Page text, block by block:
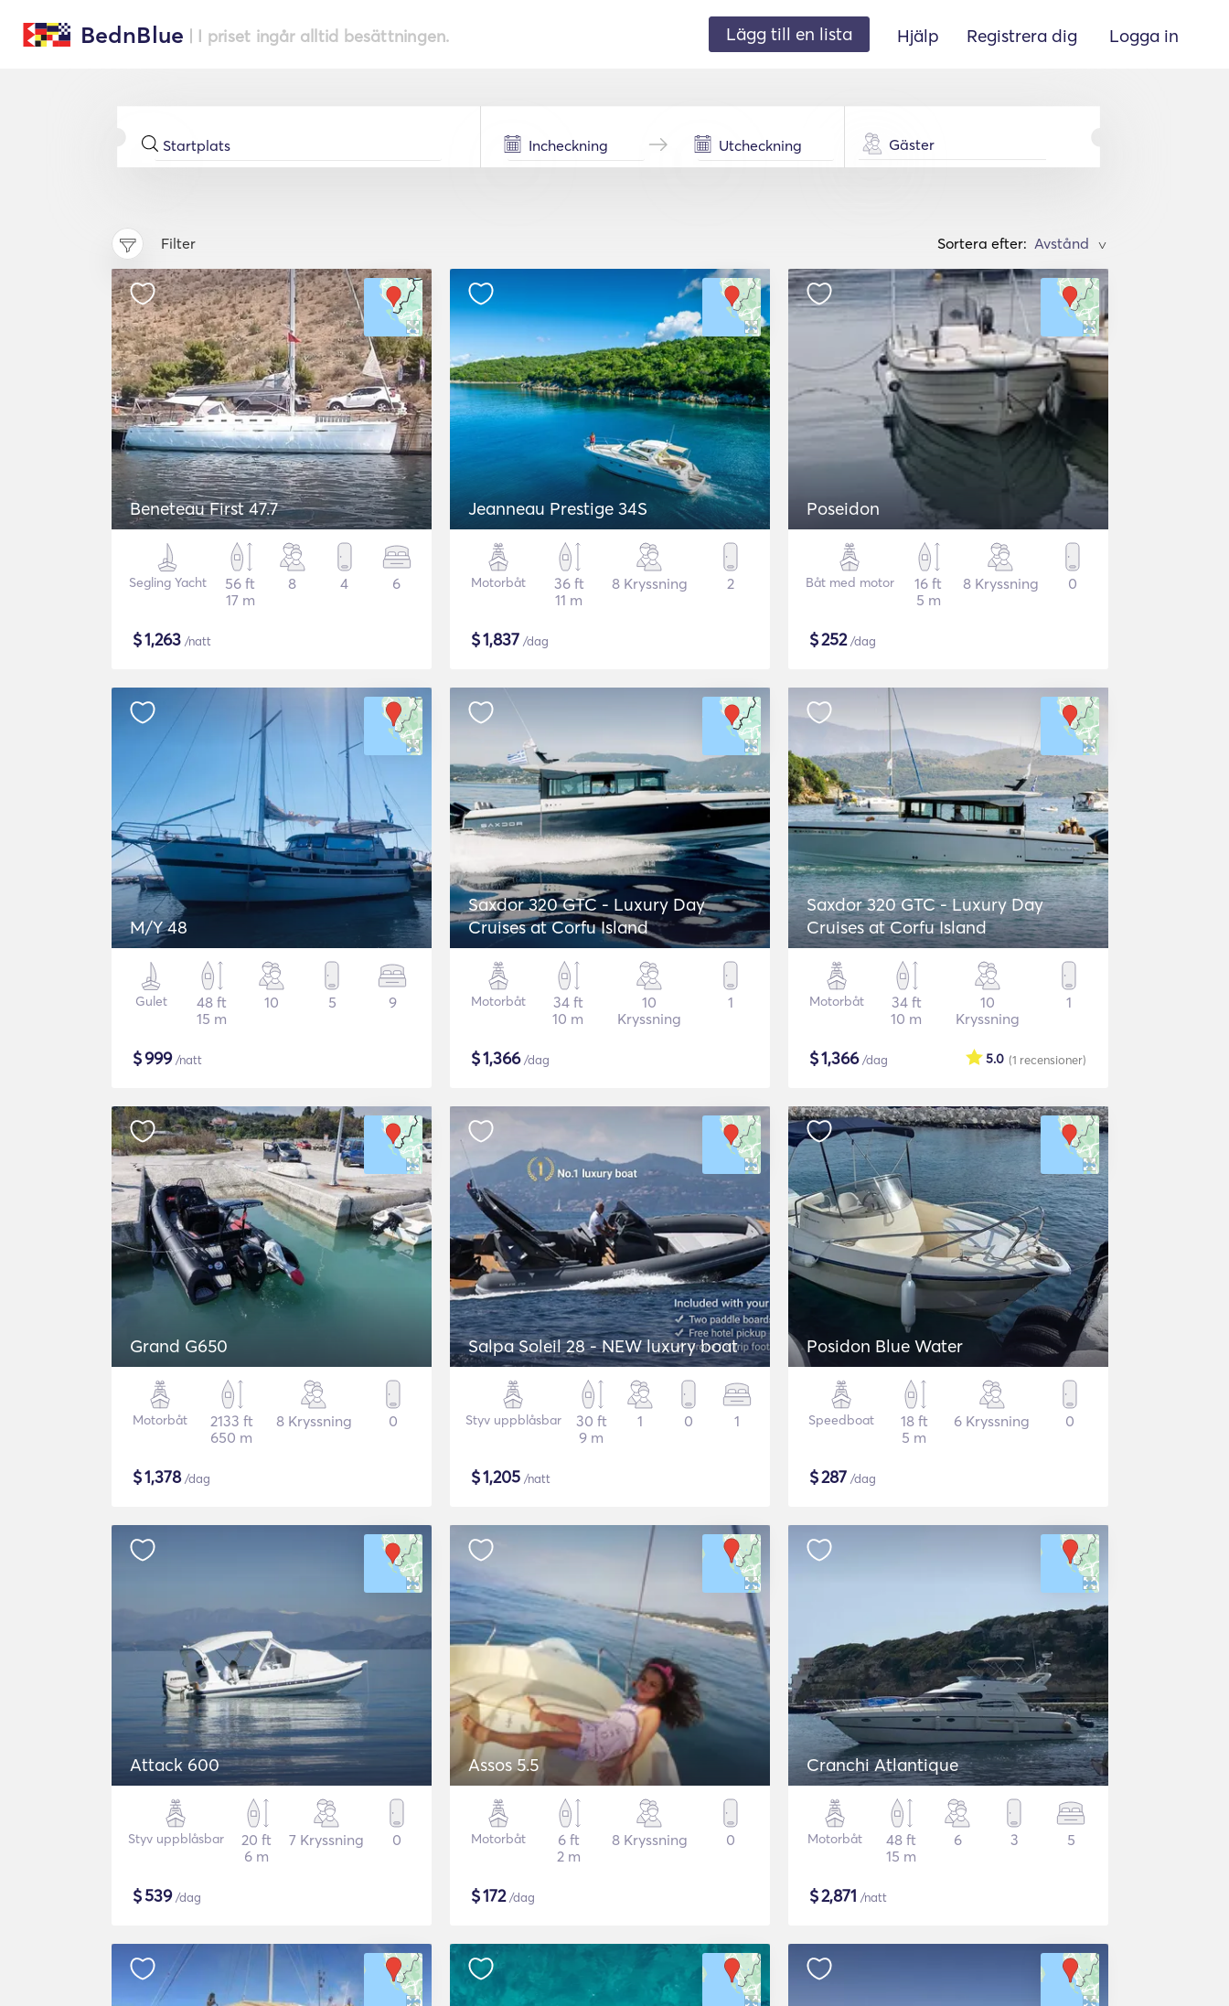
BednBlue | I priset ingår alltid besättningen. Lägg till en lista Hjälp Registrera dig Logga in
Gäster
Filter Sortera efter: >
Beneteau First 47.7
Segling Yacht
56 ft
17 m
8 4 6
$1,263 /natt
Jeanneau Prestige 34S
Motorbåt
36 ft
11 m
8 Kryssning 2
$1,837 /dag
Poseidon
Båt med motor
16 ft
5 m
8 Kryssning 0
$252/dag
M/Y 48
Gulet
48 ft
15 m
10 5 9
$999/natt
Saxdor 320 GTC - Luxury Day
Cruises at Corfu Island
Motorbåt
34 ft
10 m
10
Kryssning
1
$1,366/dag
Saxdor 320 GTC - Luxury Day
Cruises at Corfu Island
Motorbåt
34 ft
10 m
10
Kryssning
1
$1,366/dag (1 recensioner)
5.0
Grand G650
Motorbåt
2133 ft
650 m
8 Kryssning 0
$1,378/dag
Salpa Soleil 28 - NEW luxury boat
Styv uppblåsbar
30 ft
9 m
1 0 1
$1,205 /natt
Posidon Blue Water
Speedboat
18 ft
5 m
6 Kryssning 0
$287 /dag
Attack 600
Styv uppblåsbar
20 ft
6 m
7 Kryssning 0
$539/dag
Assos 5.5
Motorbåt
6 ft
2 m
8 Kryssning 0
$172/dag
Cranchi Atlantique
Motorbåt
48 ft
15 m
6 3 5
$2,871 /natt